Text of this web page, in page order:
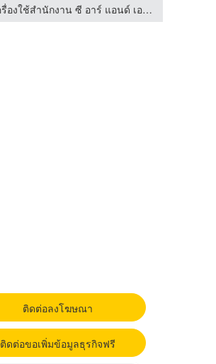
อุปกรณ์เครื่องใช้สำนักงาน ซี อาร์ แอนด์ เอส มาร์เก็ตติ้ง
ติดต่อลงโฆษณา
ติดต่อขอเพิ่มข้อมูลธุรกิจฟรี